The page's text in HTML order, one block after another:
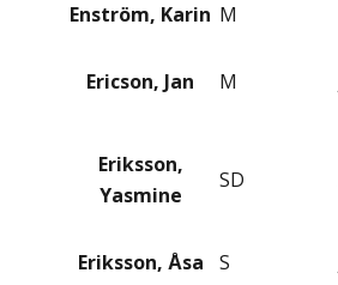
Enström, Karin M
Ericson, Jan M
Eriksson,
Yasmine
SD
Eriksson, Åsa S